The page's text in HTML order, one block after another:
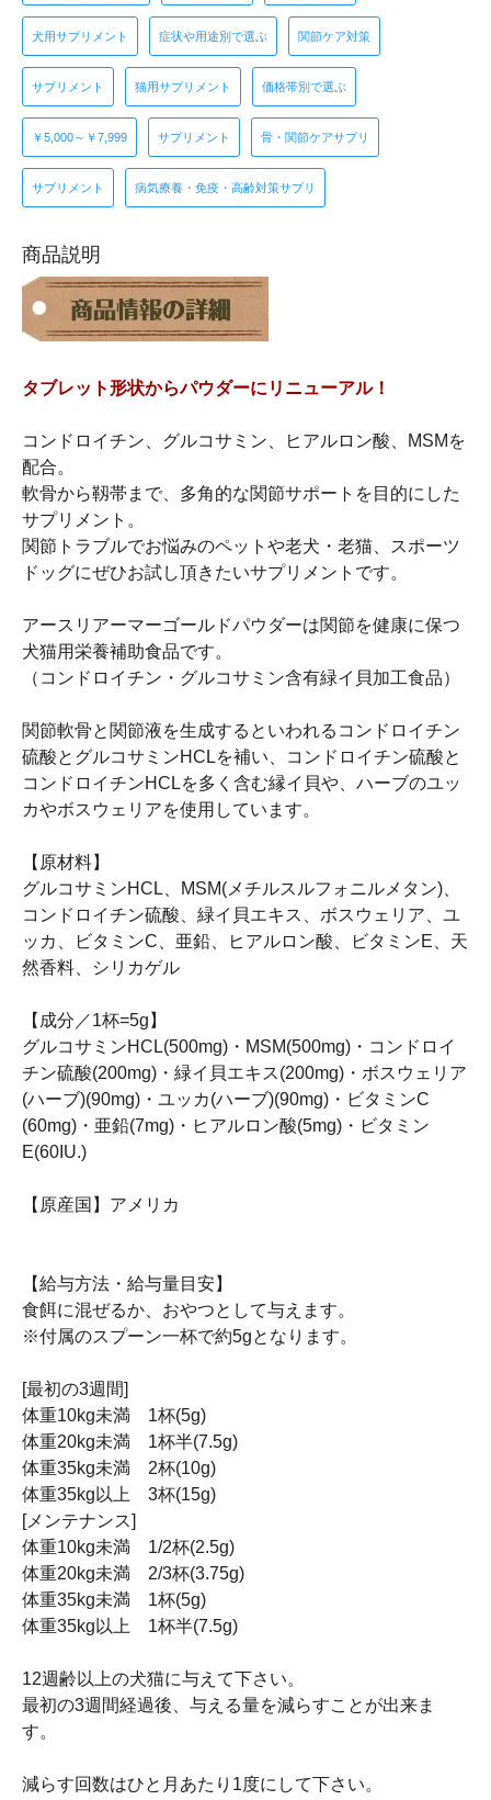
犬用サプリメント 症状や用途別で選ぶ 関節ケア対策
サプリメント 猫用サプリメント 価格帯別で選ぶ
￥5,000～￥7,999 サプリメント 骨・関節ケアサプリ
サプリメント 病気療養・免疫・高齢対策サプリ
商品説明
タブレット形状からパウダーにリニューアル！
コンドロイチン、グルコサミン、ヒアルロン酸、MSMを
配合。
軟骨から靱帯まで、多角的な関節サポートを目的にした
サプリメント。
関節トラブルでお悩みのペットや老犬・老猫、スポーツ
ドッグにぜひお試し頂きたいサプリメントです。
アースリアーマーゴールドパウダーは関節を健康に保つ
犬猫用栄養補助食品です。
（コンドロイチン・グルコサミン含有緑イ貝加工食品）
関節軟骨と関節液を生成するといわれるコンドロイチン
硫酸とグルコサミンHCLを補い、コンドロイチン硫酸と
コンドロイチンHCLを多く含む縁イ貝や、ハーブのユッ
カやボスウェリアを使用しています。
【原材料】
グルコサミンHCL、MSM(メチルスルフォニルメタン)、
コンドロイチン硫酸、緑イ貝エキス、ボスウェリア、ユ
ッカ、ビタミンC、亜鉛、ヒアルロン酸、ビタミンE、天
然香料、シリカゲル
【成分／1杯=5g】
グルコサミンHCL(500mg)・MSM(500mg)・コンドロイ
チン硫酸(200mg)・緑イ貝エキス(200mg)・ボスウェリア
(ハーブ)(90mg)・ユッカ(ハーブ)(90mg)・ビタミンC
(60mg)・亜鉛(7mg)・ヒアルロン酸(5mg)・ビタミン
E(60IU.)
【原産国】アメリカ
【給与方法・給与量目安】
食餌に混ぜるか、おやつとして与えます。
※付属のスプーン一杯で約5gとなります。
[最初の3週間]
体重10kg未満 1杯(5g)
体重20kg未満 1杯半(7.5g)
体重35kg未満 2杯(10g)
体重35kg以上 3杯(15g)
[メンテナンス]
体重10kg未満 1/2杯(2.5g)
体重20kg未満 2/3杯(3.75g)
体重35kg未満 1杯(5g)
体重35kg以上 1杯半(7.5g)
12週齢以上の犬猫に与えて下さい。
最初の3週間経過後、与える量を減らすことが出来ま
す。
減らす回数はひと月あたり1度にして下さい。